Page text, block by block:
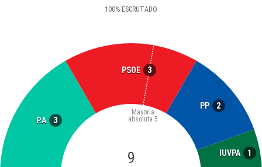
100% ESCRUTADO
P.A 3
PSOE 3
PP 2
IUVPA 1
9
Mayoría
absoluta 5